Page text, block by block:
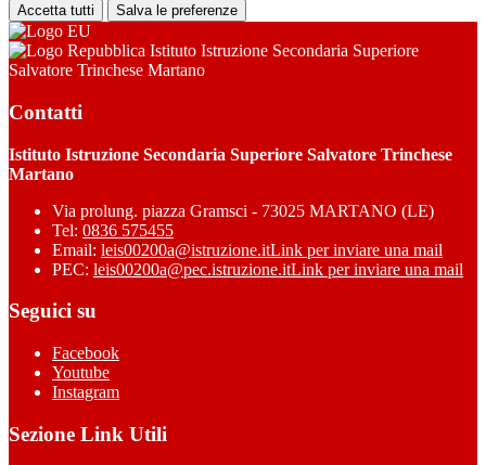
Accetta tutti Salva le preferenze
Istituto Istruzione Secondaria Superiore
Salvatore Trinchese Martano
Contatti
Istituto Istruzione Secondaria Superiore Salvatore Trinchese
Martano
Via prolung. piazza Gramsci - 73025 MARTANO (LE)
Tel: 0836 575455
Email: leis00200a@istruzione.itLink per inviare una mail
PEC: leis00200a@pec.istruzione.itLink per inviare una mail
Seguici su
Facebook
Youtube
Instagram
Sezione Link Utili